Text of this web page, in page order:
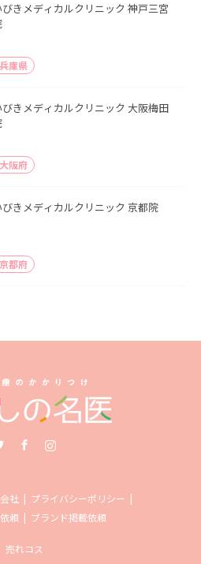
びきメディカルクリニック 神戸三宮
兵庫県
びきメディカルクリニック 大阪梅田
大阪府
びきメディカルクリニック 京都院
京都府
社
プライバシーポリシー
頼
ブランド掲載依頼
売れコス